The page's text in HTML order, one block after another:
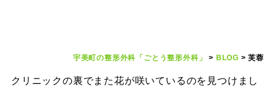
宇美町の整形外科「ごとう整形外科」 > BLOG >芙蓉
クリニックの裏でまた花が咲いているのを見つけまし